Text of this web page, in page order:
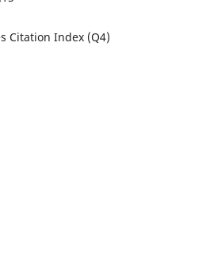
Citation Index (Q4)